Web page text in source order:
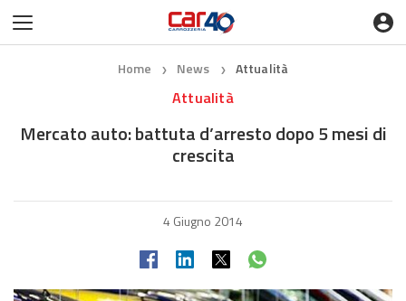
Home ❯ News ❯ Attualità
Attualità
Mercato auto: battuta d’arresto dopo 5 mesi di
crescita
4 Giugno 2014